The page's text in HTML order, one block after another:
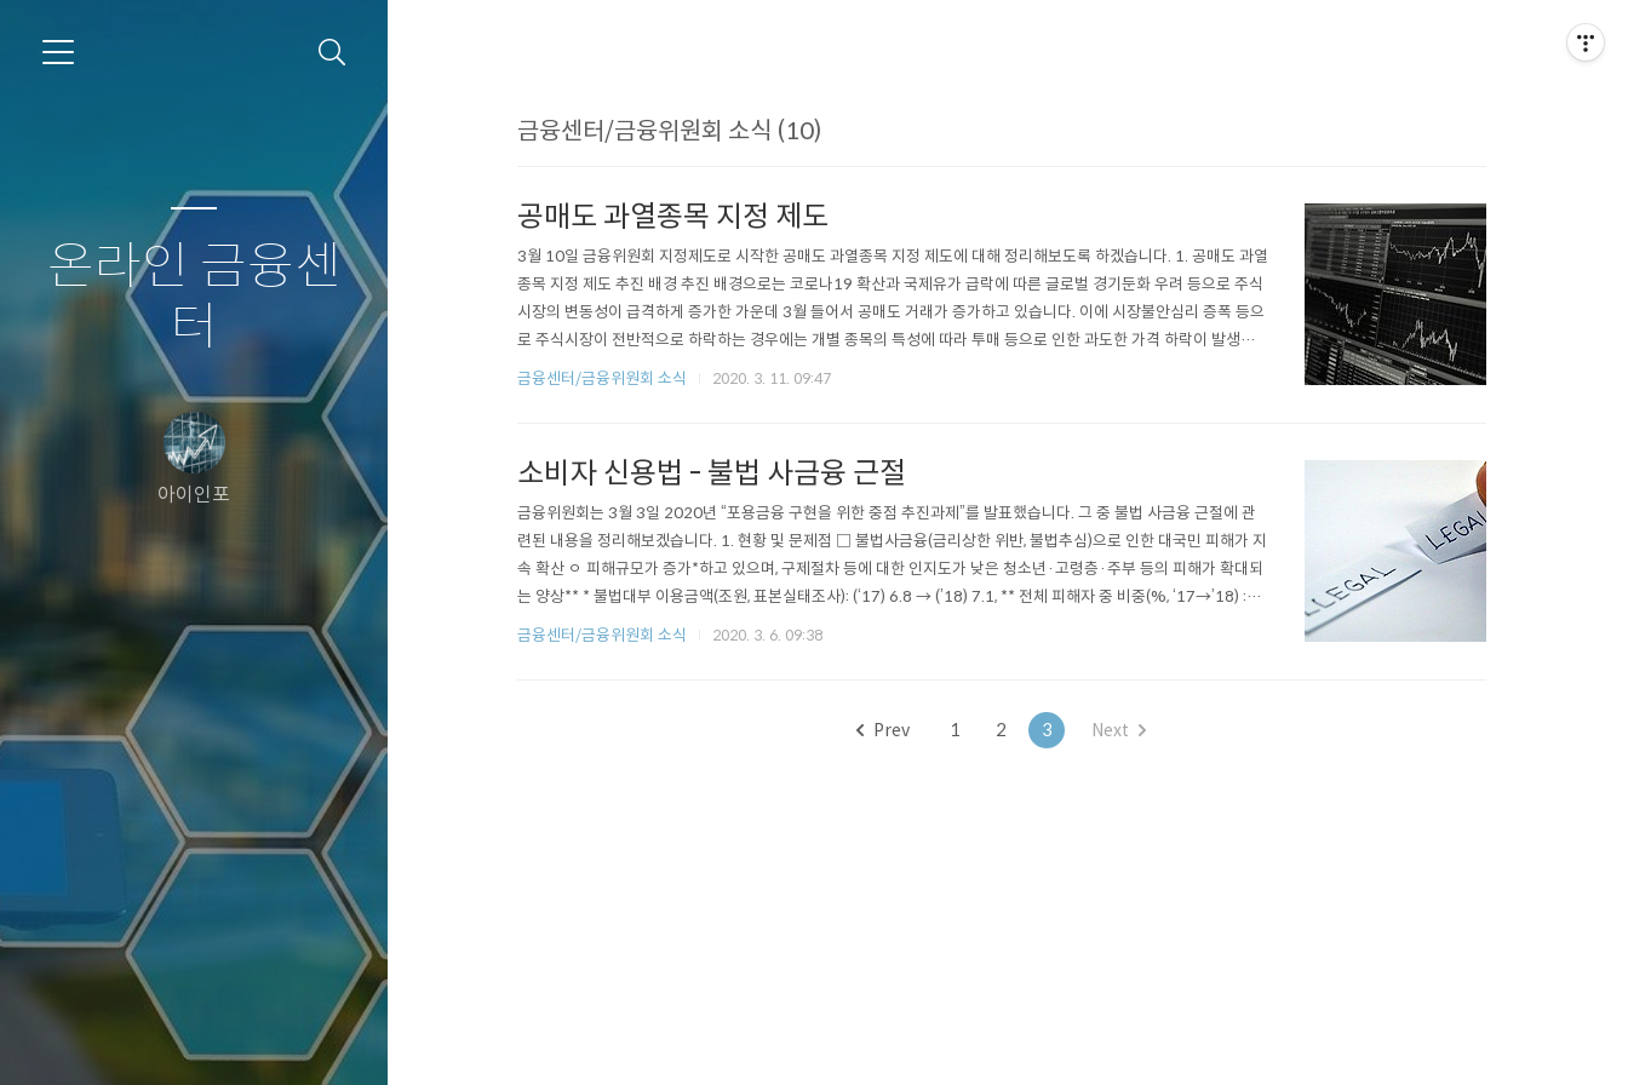
온라인 금융센
터
아이인포
금융센터/금융위원회 소식 (10)
공매도 과열종목 지정 제도
3월 10일 금융위원회 지정제도로 시작한 공매도 과열종목 지정 제도에 대해 정리해보도록 하겠습니다. 1. 공매도 과열
종목 지정 제도 추진 배경 추진 배경으로는 코로나19 확산과 국제유가 급락에 따른 글로벌 경기둔화 우려 등으로 주식
시장의 변동성이 급격하게 증가한 가운데 3월 들어서 공매도 거래가 증가하고 있습니다. 이에 시장불안심리 증폭 등으
로 주식시장이 전반적으로 하락하는 경우에는 개별 종목의 특성에 따라 투매 등으로 인한 과도한 가격 하락이 발생할
수 있습니다. 이에 정부는 최근의 시장불안요인에 대응하여 3개월(’20.3.10∼6.9일)간 공매도 과열종목 지정요건을
금융센터/금융위원회 소식 2020. 3. 11. 09:47
소비자 신용법 - 불법 사금융 근절
금융위원회는 3월 3일 2020년 “포용금융 구현을 위한 중점 추진과제”를 발표했습니다. 그 중 불법 사금융 근절에 관
련된 내용을 정리해보겠습니다. 1. 현황 및 문제점 □ 불법사금융(금리상한 위반, 불법추심)으로 인한 대국민 피해가 지
속 확산 ㅇ 피해규모가 증가*하고 있으며, 구제절차 등에 대한 인지도가 낮은 청소년·고령층·주부 등의 피해가 확대되
는 양상** * 불법대부 이용금액(조원, 표본실태조사): (‘17) 6.8 → (’18) 7.1, ** 전체 피해자 중 비중(%, ‘17→’18) :
(고령층) 26.8 → 41.1, (주부) 12.7 → 22.9 □ 갈수록 수법이 음성화·지능화함에 따라 수사·단속에도 애로가 발생하
금융센터/금융위원회 소식 2020. 3. 6. 09:38
Prev 1 2 3 Next